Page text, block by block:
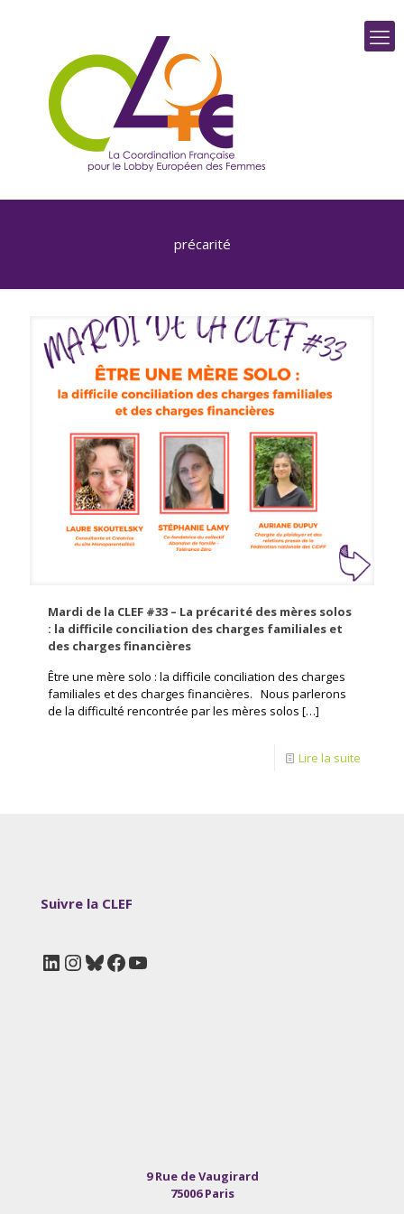
précarité
Mardi de la CLEF #33 – La précarité des mères solos
: la difficile conciliation des charges familiales et
des charges financières
Être une mère solo : la difficile conciliation des charges
familiales et des charges financières. Nous parlerons
de la difficulté rencontrée par les mères solos […]
Lire la suite
Suivre la CLEF
LinkedIn
Instagram
Bluesky
Facebook
YouTube
9 Rue de Vaugirard
75006 Paris